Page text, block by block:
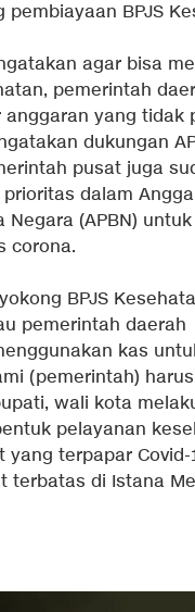
pembiayaan BPJS
agar bisa
pemerintah
anggaran yang tidak
dukungan
pusat juga
dalam
Negara (APBN)
corona.
BPJS
pemerintah daerah
kas
(pemerintah)
wali kota
pelayanan
yang terpapar
terbatas di Istana